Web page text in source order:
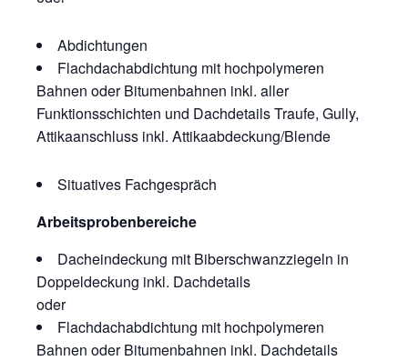
Abdichtungen
Flachdachabdichtung mit hochpolymeren
Bahnen oder Bitumenbahnen inkl. aller
Funktionsschichten und Dachdetails Traufe, Gully,
Attikaanschluss inkl. Attikaabdeckung/Blende
Situatives Fachgespräch
Arbeitsprobenbereiche
Dacheindeckung mit Biberschwanzziegeln in
Doppeldeckung inkl. Dachdetails
oder
Flachdachabdichtung mit hochpolymeren
Bahnen oder Bitumenbahnen inkl. Dachdetails